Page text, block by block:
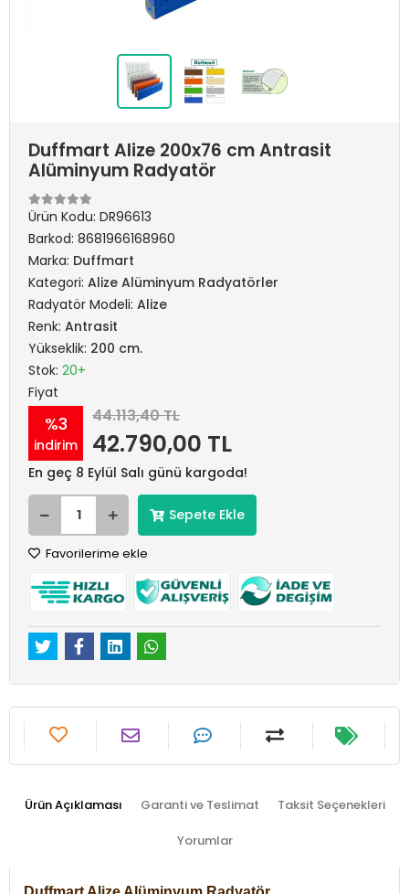
Duffmart Alize 200x76 cm Antrasit
Alüminyum Radyatör
Ürün Kodu: DR96613
Barkod: 8681966168960
Marka: Duffmart
Kategori: Alize Alüminyum Radyatörler
Radyatör Modeli: Alize
Renk: Antrasit
Yükseklik: 200 cm.
Stok: 20+
Fiyat
%3
indirim
44.113,40 TL
42.790,00 TL
En geç 8 Eylül Salı günü kargoda!
Sepete Ekle
Favorilerime ekle
Ürün Açıklaması Garanti ve Teslimat Taksit Seçenekleri
Yorumlar